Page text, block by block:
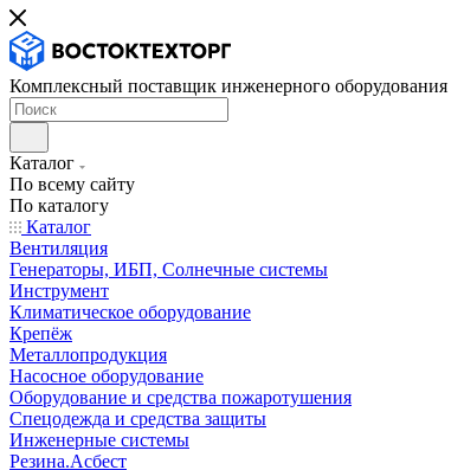
Комплексный поставщик инженерного оборудования
Каталог
По всему сайту
По каталогу
Каталог
Вентиляция
Генераторы, ИБП, Солнечные системы
Инструмент
Климатическое оборудование
Крепёж
Металлопродукция
Насосное оборудование
Оборудование и средства пожаротушения
Спецодежда и средства защиты
Инженерные системы
Резина.Асбест